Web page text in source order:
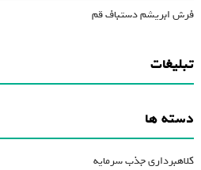
فرش ابریشم دستباف قم
تبلیغات
دسته ها
کلاهبرداری جذب سرمایه